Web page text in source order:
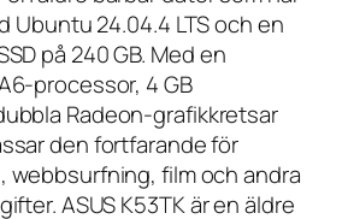
Ubuntu 24.04.4 LTS och en
på 240 GB. Med en
processor, 4 GB
Radeon-grafikkretsar
den fortfarande för
webbsurfning, film och andra
ASUS K53TK är en äldre